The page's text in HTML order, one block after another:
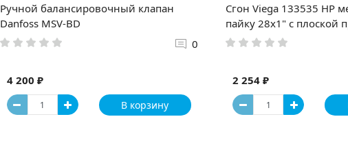
Ручной балансировочный клапан
Danfoss MSV-BD
0
4 200 ₽
В корзину
Сгон Viega 133535 НР
пайку 28х1" с плоской
2 254 ₽